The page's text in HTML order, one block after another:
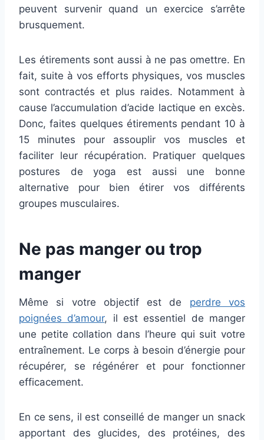
peuvent survenir quand un exercice s’arrête
brusquement.
Les étirements sont aussi à ne pas omettre. En
fait, suite à vos efforts physiques, vos muscles
sont contractés et plus raides. Notamment à
cause l’accumulation d’acide lactique en excès.
Donc, faites quelques étirements pendant 10 à
15 minutes pour assouplir vos muscles et
faciliter leur récupération. Pratiquer quelques
postures de yoga est aussi une bonne
alternative pour bien étirer vos différents
groupes musculaires.
Ne pas manger ou trop
manger
Même si votre objectif est de perdre vos
poignées d’amour, il est essentiel de manger
une petite collation dans l’heure qui suit votre
entraînement. Le corps à besoin d’énergie pour
récupérer, se régénérer et pour fonctionner
efficacement.
En ce sens, il est conseillé de manger un snack
apportant des glucides, des protéines, des